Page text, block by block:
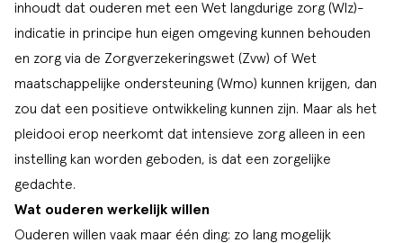
inhoudt dat ouderen met een Wet langdurige zorg (Wlz)-
indicatie in principe hun eigen omgeving kunnen behouden
en zorg via de Zorgverzekeringswet (Zvw) of Wet
maatschappelijke ondersteuning (Wmo) kunnen krijgen, dan
zou dat een positieve ontwikkeling kunnen zijn. Maar als het
pleidooi erop neerkomt dat intensieve zorg alleen in een
instelling kan worden geboden, is dat een zorgelijke
gedachte.
Wat ouderen werkelijk willen
Ouderen willen vaak maar één ding: zo lang mogelijk